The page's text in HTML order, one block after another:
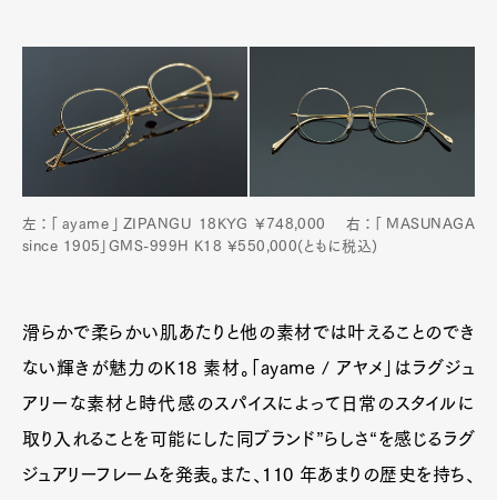
ProductCulture Lifestyle
Pen Membership
Magazine
左：「ayame」ZIPANGU 18KYG ¥748,000 右：「MASUNAGA
since 1905」GMS-999H K18 ¥550,000(ともに税込)
滑らかで柔らかい肌あたりと他の素材では叶えることのでき
ない輝きが魅力のK18 素材。「ayame / アヤメ」はラグジュ
アリーな素材と時代感のスパイスによって日常のスタイルに
取り入れることを可能にした同ブランド”らしさ“を感じるラグ
ジュアリーフレームを発表。また、110 年あまりの歴史を持ち、